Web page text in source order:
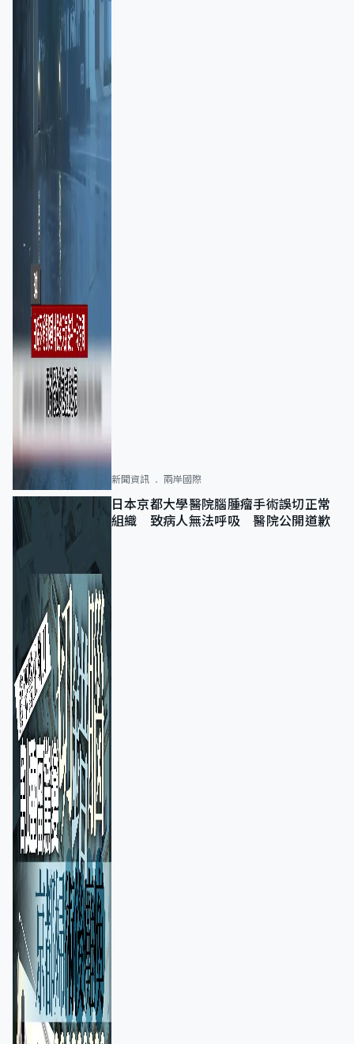
新聞資訊 兩岸國際
日本京都大學醫院腦腫瘤手術誤切正常
組織 致病人無法呼吸 醫院公開道歉